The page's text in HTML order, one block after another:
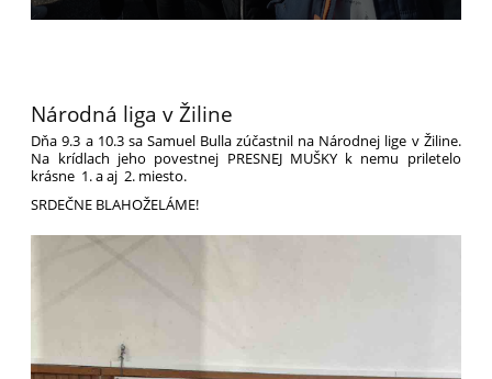
Národná liga v Žiline
Dňa 9.3 a 10.3 sa Samuel Bulla zúčastnil na Národnej lige v Žiline.
Na krídlach jeho povestnej PRESNEJ MUŠKY k nemu priletelo
krásne 1. a aj 2. miesto.
SRDEČNE BLAHOŽELÁME!